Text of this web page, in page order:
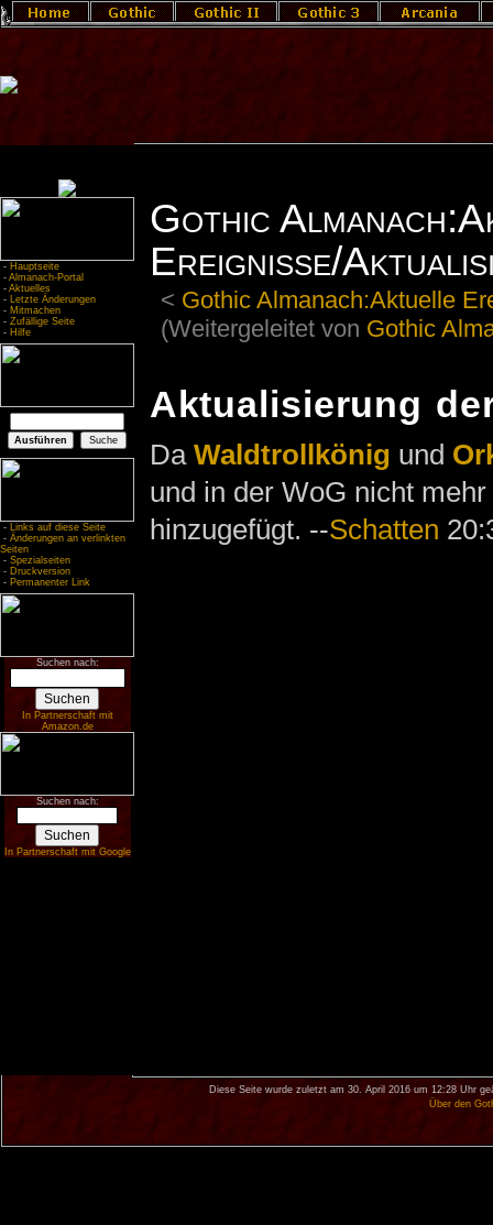
- Hauptseite
- Almanach-Portal
- Aktuelles
- Letzte Änderungen
- Mitmachen
- Zufällige Seite
- Hilfe
- Links auf diese Seite
- Änderungen an verlinkten
Seiten
- Spezialseiten
- Druckversion
- Permanenter Link
Suchen nach:
In Partnerschaft mit
Amazon.de
Suchen nach:
In Partnerschaft mit Google
Gothic
Ereignisse/
< Gothic Almanach:Aktuelle
(Weitergeleitet von Gothic
Aktualisierung
Da Waldtrollkönig und
und in der WoG nicht
hinzugefügt. --Schatten
Diese Seite wurde zuletzt am 30. April 2016 um 12:28 Uhr
Über den